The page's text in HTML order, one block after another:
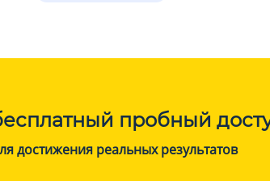
пробный
достижения реальных результатов